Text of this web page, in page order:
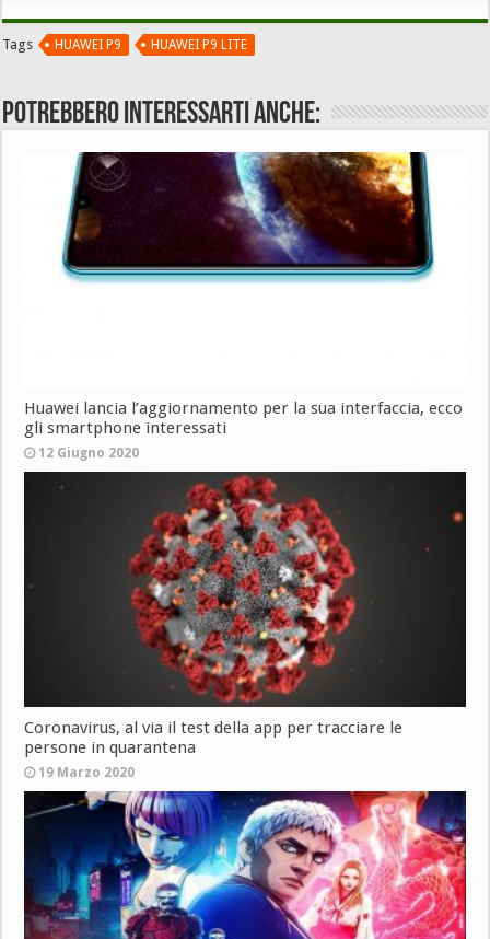
Tags HUAWEI P9 HUAWEI P9 LITE
Potrebbero interessarti anche:
Huawei lancia l’aggiornamento per la sua interfaccia, ecco
gli smartphone interessati
12 Giugno 2020
Coronavirus, al via il test della app per tracciare le
persone in quarantena
19 Marzo 2020